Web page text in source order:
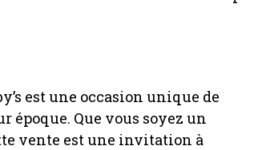
est une occasion unique de
époque. Que vous soyez un
vente est une invitation à